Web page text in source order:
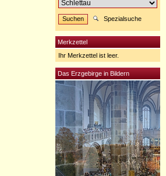
Spezialsuche
Merkzettel
Ihr Merkzettel ist leer.
Das Erzgebirge in Bildern